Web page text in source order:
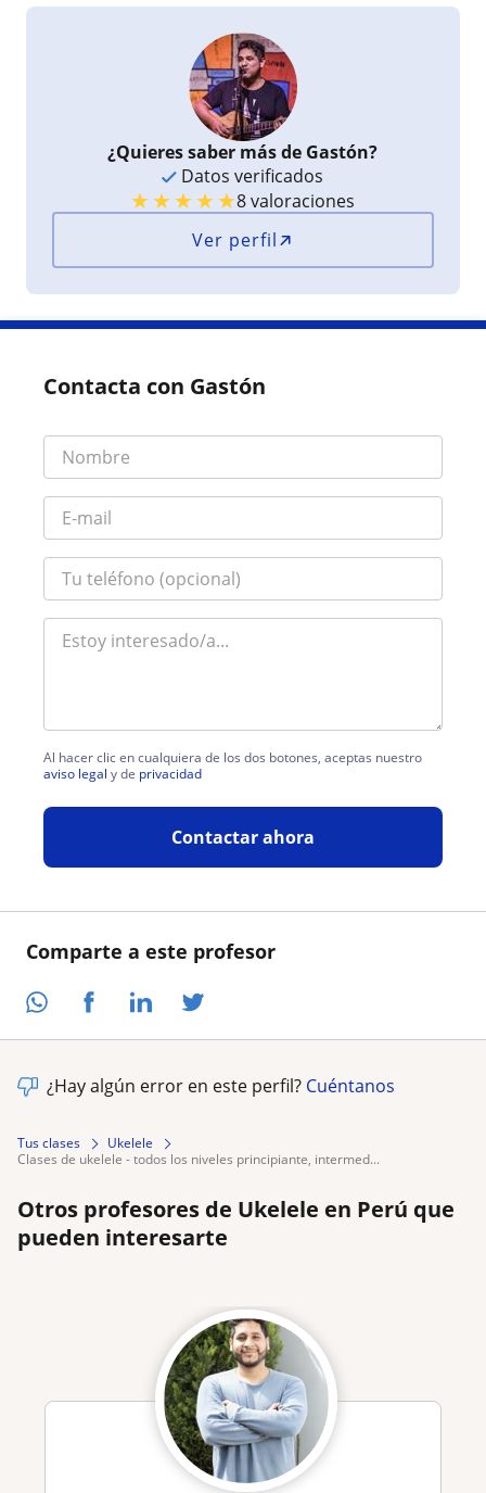
Comparte a este profesor
¿Quieres saber más de Gastón?
Datos verificados
★★★★★8 valoraciones
Ver perfil
Contacta con Gastón
Al hacer clic en cualquiera de los dos botones, aceptas nuestro
aviso legal y de privacidad
Contactar ahora
¿Hay algún error en este perfil? Cuéntanos
Tus clases
Ukelele
clases de ukelele - todos los niveles principiante, intermed...
Otros profesores de Ukelele en Perú que
pueden interesarte